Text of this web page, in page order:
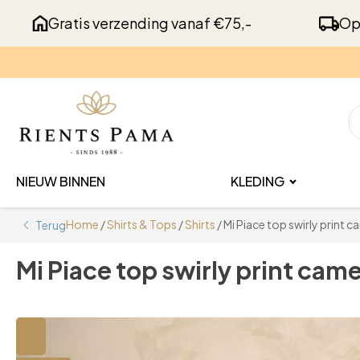
Gratis verzending vanaf €75,-
NIEUW BINNEN KLEDING
TerugHome /Shirts & Tops /Shirts / Mi Piace top swirly print
Mi Piace top swirly print